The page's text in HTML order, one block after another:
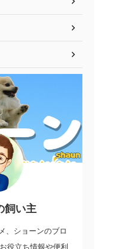
飼い主
、ショーンのブロ
役立ち情報や便利